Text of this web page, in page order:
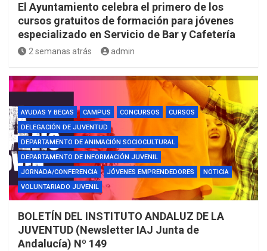
El Ayuntamiento celebra el primero de los
cursos gratuitos de formación para jóvenes
especializado en Servicio de Bar y Cafetería
2 semanas atrás admin
AYUDAS Y BECAS CAMPUS CONCURSOS
CURSOS
DELEGACIÓN DE JUVENTUD
DEPARTAMENTO DE ANIMACIÓN SOCIOCULTURAL
DEPARTAMENTO DE INFORMACIÓN JUVENIL
JORNADA/CONFERENCIA
JÓVENES EMPRENDEDORES
NOTICIA
VOLUNTARIADO JUVENIL
BOLETÍN DEL INSTITUTO ANDALUZ DE LA
JUVENTUD (Newsletter IAJ Junta de
Andalucía) Nº 149